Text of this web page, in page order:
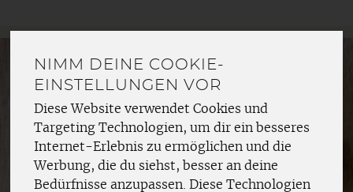
NIMM DEINE COOKIE-
EINSTELLUNGEN VOR
Diese Website verwendet Cookies und
Targeting Technologien, um dir ein besseres
Internet-Erlebnis zu ermöglichen und die
Werbung, die du siehst, besser an deine
Bedürfnisse anzupassen. Diese Technologien